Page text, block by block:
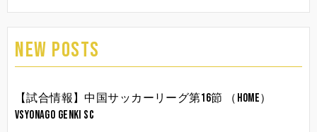
NEW POSTS
【試合情報】中国サッカーリーグ第16節 （HOME）
vsYonago Genki SC